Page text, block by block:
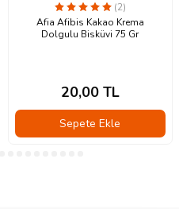
(2)
Afia Afibis Kakao Krema
Dolgulu Bisküvi 75 Gr
20,00TL
Sepete Ekle